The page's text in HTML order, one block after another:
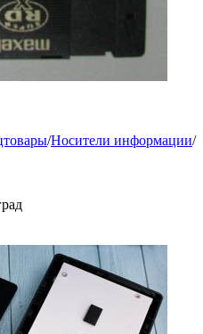
/Носители информации/